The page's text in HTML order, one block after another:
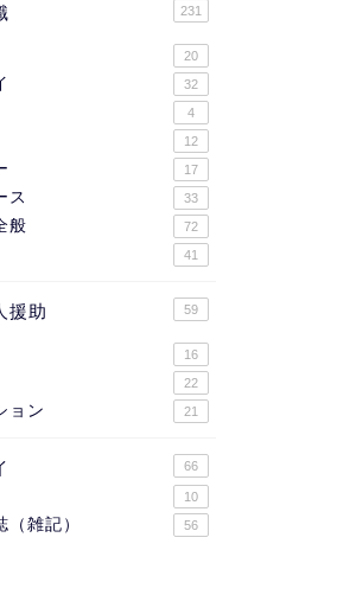
231
20
32
4
12
17
ス 33
般 72
41
援助 59
16
22
ョン 21
66
10
雑記） 56